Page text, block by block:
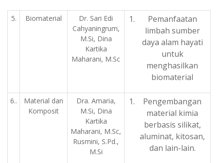
5. Biomaterial
Dr. Sari Edi
Cahyaningrum,
M.Si, Dina
Kartika
Maharani, M.Sc
Pemanfaatan
limbah sumber
daya alam hayati
untuk
menghasilkan
biomaterial
6..
Material dan
Komposit
Dra. Amaria,
M.Si, Dina
Kartika
Maharani, M.Sc,
Rusmini, S.Pd.,
M.Si
Pengembangan
material kimia
berbasis silikat,
aluminat, kitosan,
dan lain-lain.